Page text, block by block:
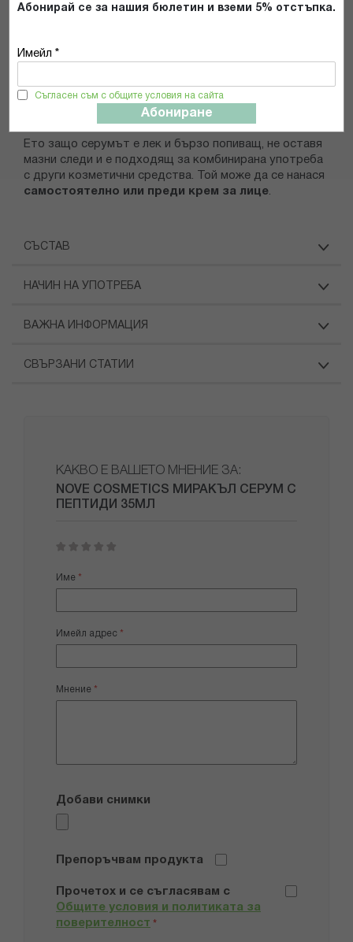
Абонирай се за нашия бюлетин и вземи 5% отстъпка.
Имейл *
Съгласен съм с общите условия на сайта
Абониране
Дългогодишният опит на фармацевтите в аптеки
нужди е причина за задълбочената работа върху
формулата в посока комфорт и лекота на
Ето защо серумът е лек и бързо попиващ, не оставя
мазни следи и е подходящ за комбинирана употреба
с други козметични средства. Той може да се нанася
самостоятелно или преди крем за лице.
СЪСТАВ
НАЧИН НА УПОТРЕБА
ВАЖНА ИНФОРМАЦИЯ
СВЪРЗАНИ СТАТИИ
КАКВО Е ВАШЕТО МНЕНИЕ ЗА:
NOVE COSMETICS МИРАКЪЛ СЕРУМ С
ПЕПТИДИ 35МЛ
star
stars
stars
stars
stars
Име
Имейл адрес
Мнение
Добави снимки
Препоръчвам продукта
Прочетох и се съгласявам с
Общите условия и политиката за
поверителност *